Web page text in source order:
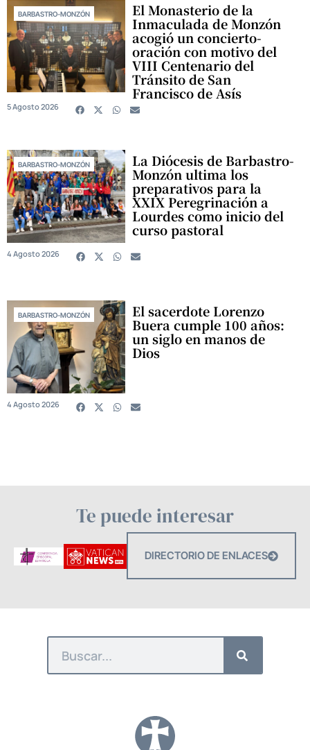
BARBASTRO-MONZÓN El Monasterio de la
Inmaculada de Monzón
acogió un concierto-
oración con motivo del
VIII Centenario del
Tránsito de San
Francisco de Asís
5 Agosto 2026
BARBASTRO-MONZÓN La Diócesis de Barbastro-
Monzón ultima los
preparativos para la
XXIX Peregrinación a
Lourdes como inicio del
curso pastoral
4 Agosto 2026
BARBASTRO-MONZÓN El sacerdote Lorenzo
Buera cumple 100 años:
un siglo en manos de
Dios
4 Agosto 2026
Te puede interesar
DIRECTORIO DE ENLACES